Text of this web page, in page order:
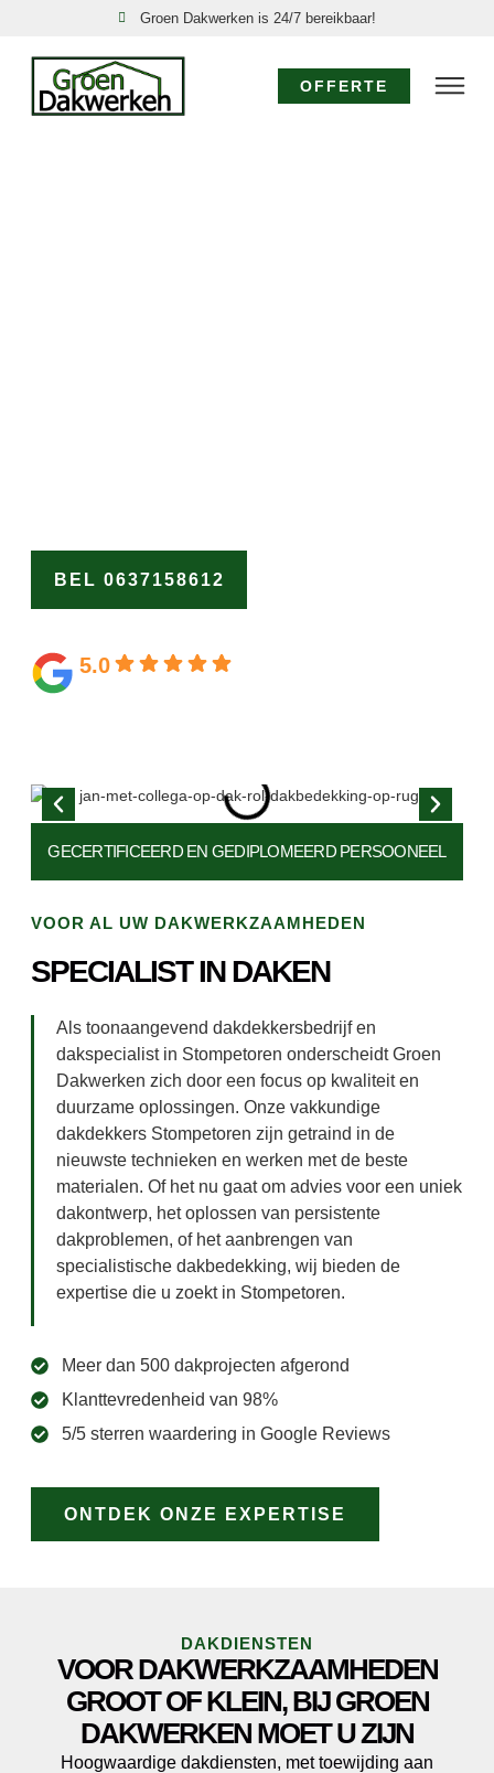
Groen Dakwerken is 24/7 bereikbaar!
OFFERTE
BEL 0637158612
5.0
GECERTIFICEERD EN GEDIPLOMEERD PERSOONEEL
VOOR AL UW DAKWERKZAAMHEDEN
SPECIALIST IN DAKEN
Als toonaangevend dakdekkersbedrijf en
dakspecialist in Stompetoren onderscheidt Groen
Dakwerken zich door een focus op kwaliteit en
duurzame oplossingen. Onze vakkundige
dakdekkers Stompetoren zijn getraind in de
nieuwste technieken en werken met de beste
materialen. Of het nu gaat om advies voor een uniek
dakontwerp, het oplossen van persistente
dakproblemen, of het aanbrengen van
specialistische dakbedekking, wij bieden de
expertise die u zoekt in Stompetoren.
Meer dan 500 dakprojecten afgerond
Klanttevredenheid van 98%
5/5 sterren waardering in Google Reviews
ONTDEK ONZE EXPERTISE
DAKDIENSTEN
VOOR DAKWERKZAAMHEDEN
GROOT OF KLEIN, BIJ GROEN
DAKWERKEN MOET U ZIJN
Hoogwaardige dakdiensten, met toewijding aan